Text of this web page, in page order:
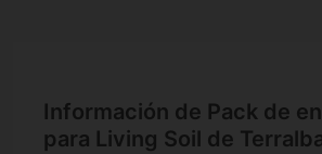
Información de Pack de
para Living Soil de